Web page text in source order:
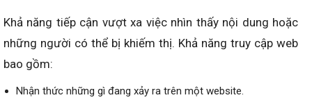
Khả năng tiếp cận vượt xa việc nhìn thấy nội dung hoặc
những người có thể bị khiếm thị. Khả năng truy cập web
bao gồm:
Nhận thức những gì đang xảy ra trên một website.